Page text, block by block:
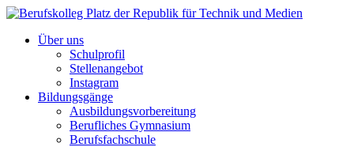
Über uns
Schulprofil
Stellenangebot
Instagram
Bildungsgänge
Ausbildungsvorbereitung
Berufliches Gymnasium
Berufsfachschule